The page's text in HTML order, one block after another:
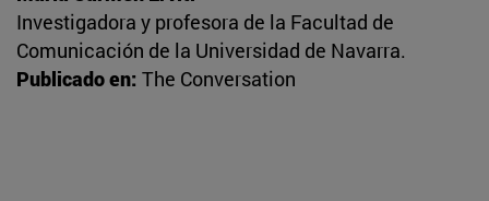
Investigadora y profesora de la Facultad de
Comunicación de la Universidad de Navarra.
Publicado en: The Conversation